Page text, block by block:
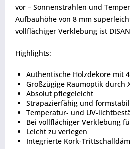
vor – Sonnenstrahlen und
Aufbauhöhe von 8 mm
vollflächiger Verklebung ist
Highlights:
Authentische Holzdekore mit
Großzügige Raumoptik durch
Absolut pflegeleicht
Strapazierfähig und formstabil
Temperatur- und UV-
Bei vollflächiger Verklebung
Leicht zu verlegen
Integrierte Kork-